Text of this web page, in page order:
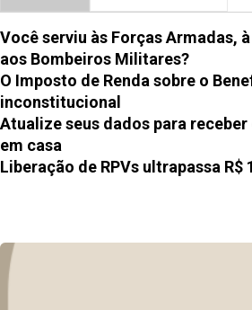
Você serviu às Forças Armadas,
aos Bombeiros Militares?
O Imposto de Renda sobre o
inconstitucional
Atualize seus dados para
em casa
Liberação de RPVs ultrapassa R$